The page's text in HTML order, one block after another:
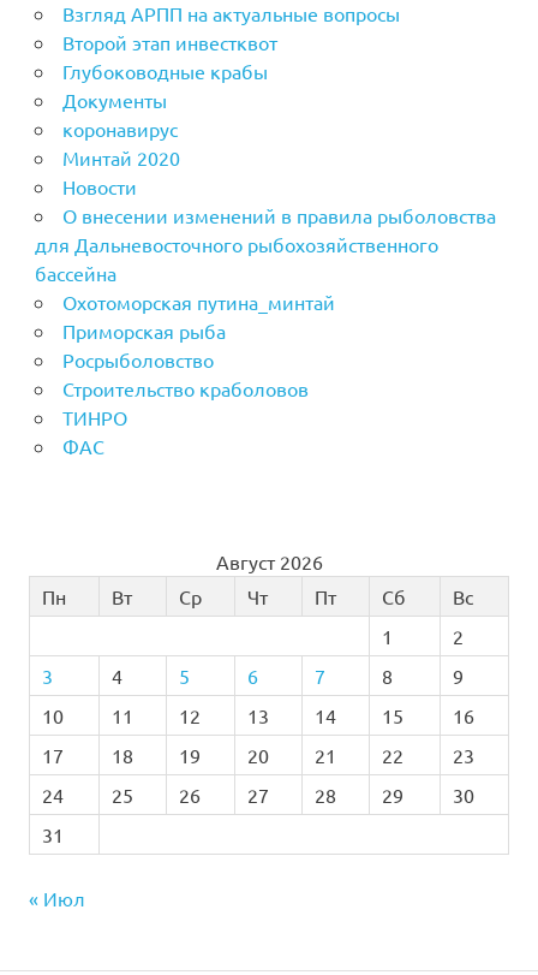
Взгляд АРПП на актуальные вопросы
Второй этап инвестквот
Глубоководные крабы
Документы
коронавирус
Минтай 2020
Новости
О внесении изменений в правила рыболовства
для Дальневосточного рыбохозяйственного
бассейна
Охотоморская путина_минтай
Приморская рыба
Росрыболовство
Строительство краболовов
ТИНРО
ФАС
Август 2026
Пн
Вт Ср Чт Пт Сб
Вс
1
2
3
4 5 6 7 8
9
10
11 12 13 14 15
16
17
18 19 20 21 22
23
24
25 26 27 28 29
30
31
« Июл